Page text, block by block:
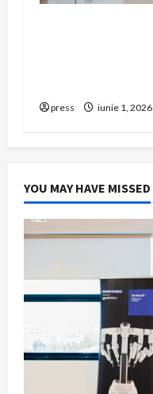
press iunie 1, 2026
YOU MAY HAVE MISSED